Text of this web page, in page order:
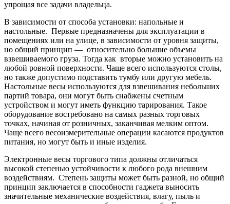
упрощая все задачи владельца.
В зависимости от способа установки: напольные и
настольные. Первые предназначены для эксплуатации в
помещениях или на улице, в зависимости от уровня защиты,
но общий принцип — относительно большие объемы
взвешиваемого груза. Тогда как вторые можно установить на
любой ровной поверхности. Чаще всего используются столы,
но также допустимо подставить тумбу или другую мебель.
Настольные весы используются для взвешивания небольших
партий товара, они могут быть снабжены счетным
устройством и могут иметь функцию тарирования. Такое
оборудование востребовано на самых разных торговых
точках, начиная от розничных, заканчивая мелким оптом.
Чаще всего весоизмерительные операции касаются продуктов
питания, но могут быть и иные изделия.
Электронные весы торгового типа должны отличаться
высокой степенью устойчивости к любого рода внешним
воздействиям. Степень защиты может быть разной, но общий
принцип заключается в способности гаджета выносить
значительные механические воздействия, влагу, пыль и